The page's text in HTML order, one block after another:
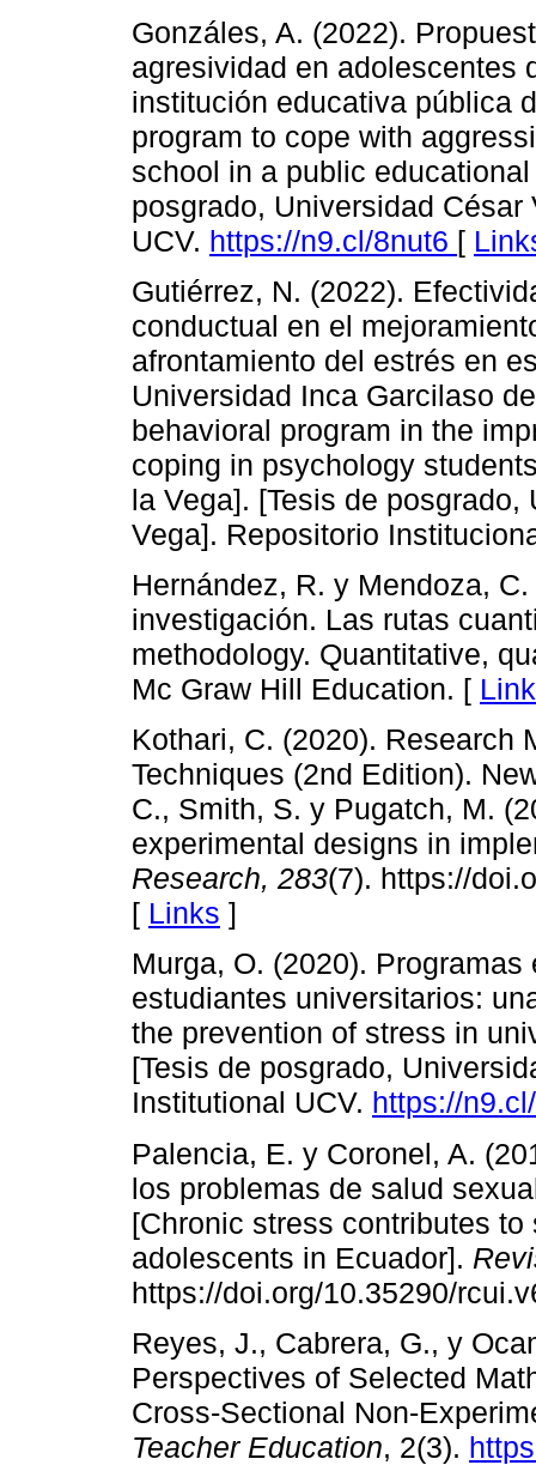
Gonzáles, A. (2022).
agresividad en adolescentes
institución educativa pública
program to cope with
school in a public
posgrado, Universidad
UCV. https://n9.cl/8nut6 [
Gutiérrez, N. (2022).
conductual en el
afrontamiento del estrés en
Universidad Inca Garcilaso
behavioral program in the
coping in psychology
la Vega]. [Tesis de
Vega]. Repositorio
Hernández, R. y Mendoza,
investigación. Las rutas
methodology. Quantitative,
Mc Graw Hill Education. [
Kothari, C. (2020). Research
Techniques (2nd Edition).
C., Smith, S. y Pugatch, M.
experimental designs in
Research, 283(7). https://
[ Links ]
Murga, O. (2020).
estudiantes universitarios:
the prevention of stress in
[Tesis de posgrado,
Institutional UCV. https://
Palencia, E. y Coronel, A.
los problemas de salud
[Chronic stress contributes
adolescents in Ecuador].
https://doi.org/10.35290/
Reyes, J., Cabrera, G., y
Perspectives of Selected
Cross-Sectional Non-
Teacher Education, 2(3).